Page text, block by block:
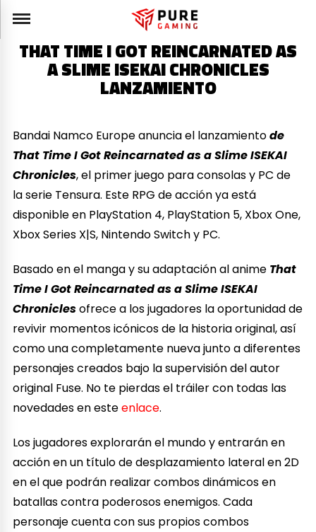
THAT TIME I GOT REINCARNATED AS
A SLIME ISEKAI CHRONICLES
LANZAMIENTO
Bandai Namco Europe anuncia el lanzamientode
That Time I Got Reincarnated as a Slime ISEKAI
Chronicles, el primer juego para consolas y PC de
la serie Tensura. Este RPG de acción ya está
disponible en PlayStation 4, PlayStation 5, Xbox One,
Xbox Series X|S, Nintendo Switch y PC.
Basado en el manga y su adaptación al anime That
Time I Got Reincarnated as a Slime ISEKAI
Chroniclesofrece a los jugadores la oportunidad de
revivir momentos icónicos de la historia original, así
como una completamente nueva junto a diferentes
personajes creados bajo la supervisión del autor
original Fuse. No te pierdas el tráiler con todas las
novedades en esteenlace.
Los jugadores explorarán el mundo y entrarán en
acción en un título de desplazamiento lateral en 2D
en el que podrán realizar combos dinámicos en
batallas contra poderosos enemigos. Cada
personaje cuenta con sus propios combos